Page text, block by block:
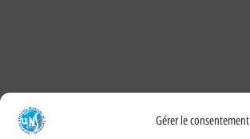
Gérer le consentement